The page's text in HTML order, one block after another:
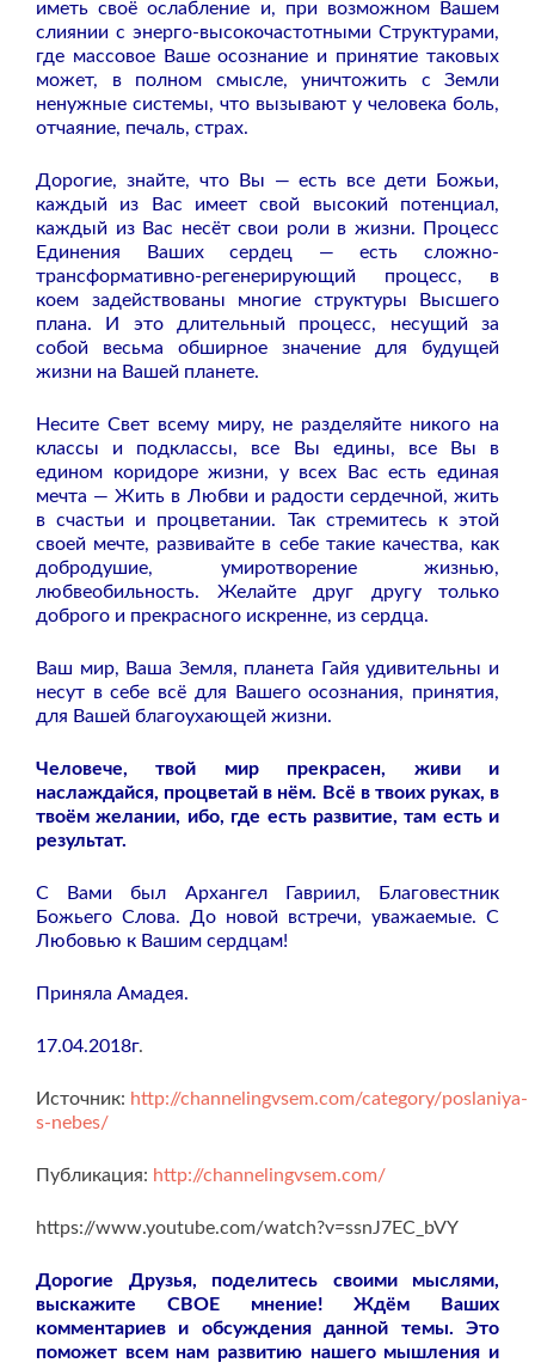
иметь своё ослабление и, при возможном Вашем
слиянии с энерго-высокочастотными Структурами,
где массовое Ваше осознание и принятие таковых
может, в полном смысле, уничтожить с Земли
ненужные системы, что вызывают у человека боль,
отчаяние, печаль, страх.
Дорогие, знайте, что Вы — есть все дети Божьи,
каждый из Вас имеет свой высокий потенциал,
каждый из Вас несёт свои роли в жизни. Процесс
Единения Ваших сердец — есть сложно-
трансформативно-регенерирующий процесс, в
коем задействованы многие структуры Высшего
плана. И это длительный процесс, несущий за
собой весьма обширное значение для будущей
жизни на Вашей планете.
Несите Свет всему миру, не разделяйте никого на
классы и подклассы, все Вы едины, все Вы в
едином коридоре жизни, у всех Вас есть единая
мечта — Жить в Любви и радости сердечной, жить
в счастьи и процветании. Так стремитесь к этой
своей мечте, развивайте в себе такие качества, как
добродушие, умиротворение жизнью,
любвеобильность. Желайте друг другу только
доброго и прекрасного искренне, из сердца.
Ваш мир, Ваша Земля, планета Гайя удивительны и
несут в себе всё для Вашего осознания, принятия,
для Вашей благоухающей жизни.
Человече, твой мир прекрасен, живи и
наслаждайся, процветай в нём. Всё в твоих руках, в
твоём желании, ибо, где есть развитие, там есть и
результат.
С Вами был Архангел Гавриил, Благовестник
Божьего Слова. До новой встречи, уважаемые. С
Любовью к Вашим сердцам!
Приняла Амадея.
17.04.2018г.
Источник: http://channelingvsem.com/category/poslaniya-
s-nebes/
Публикация: http://channelingvsem.com/
https://www.youtube.com/watch?v=ssnJ7EC_bVY
Дорогие Друзья, поделитесь своими мыслями,
выскажите СВОЕ мнение! Ждём Ваших
комментариев и обсуждения данной темы. Это
поможет всем нам развитию нашего мышления и